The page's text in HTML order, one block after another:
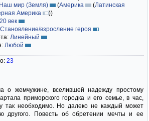
Наш мир (Земля) (Америка (Латинская
Америка ))
20 век
Становление/взросление героя
Линейный
Любой
23
о жемчужине, вселившей надежду простому
приморского городка и его семье, в час,
так необходимо. Но далеко не каждый может
другого. Повесть об обретении мечты и ее